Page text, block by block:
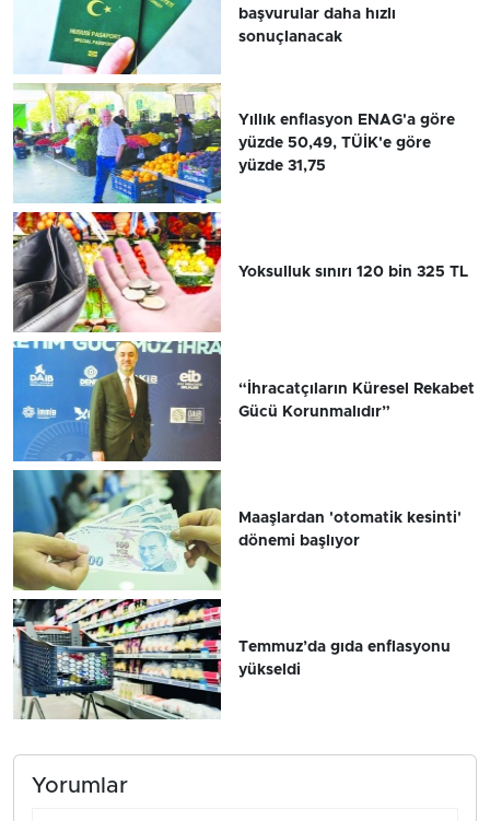
başvurular daha hızlı
sonuçlanacak
Yıllık enflasyon ENAG'a göre
yüzde 50,49, TÜİK'e göre
yüzde 31,75
Yoksulluk sınırı 120 bin 325 TL
“İhracatçıların Küresel Rekabet
Gücü Korunmalıdır”
Maaşlardan 'otomatik kesinti'
dönemi başlıyor
Temmuz’da gıda enflasyonu
yükseldi
Yorumlar